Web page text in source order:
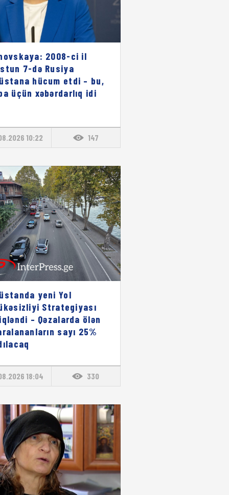
2008-ci il
7-də Rusiya
hücum etdi – bu,
üçün xəbərdarlıq idi
10:22 147
yeni Yol
Strategiyası
– Qəzalarda ölən
sayı 25%
18:04 330